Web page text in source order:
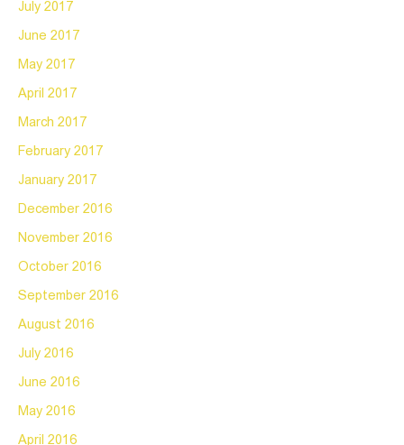
July 2017
June 2017
May 2017
April 2017
March 2017
February 2017
January 2017
December 2016
November 2016
October 2016
September 2016
August 2016
July 2016
June 2016
May 2016
April 2016